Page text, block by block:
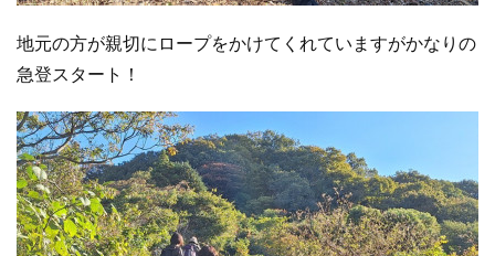
地元の方が親切にロープをかけてくれていますがかなりの
急登スタート！